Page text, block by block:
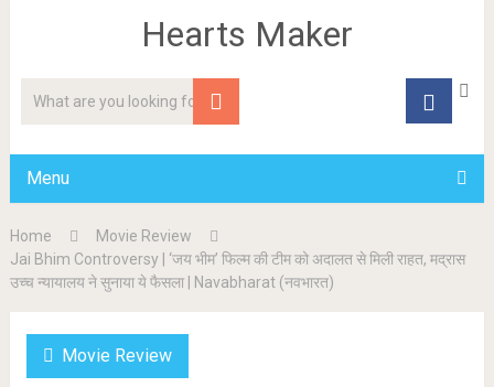
Hearts Maker
Menu
Home
Movie Review
Jai Bhim Controversy | ‘जय भीम’ फिल्म की टीम को अदालत से मिली राहत, मद्रास
उच्च न्यायालय ने सुनाया ये फैसला | Navabharat (नवभारत)
Movie Review